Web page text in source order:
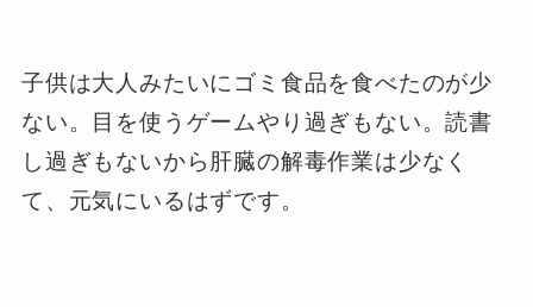
子供は大人みたいにゴミ食品を食べたのが少
ない。目を使うゲームやり過ぎもない。読書
し過ぎもないから肝臓の解毒作業は少なく
て、元気にいるはずです。